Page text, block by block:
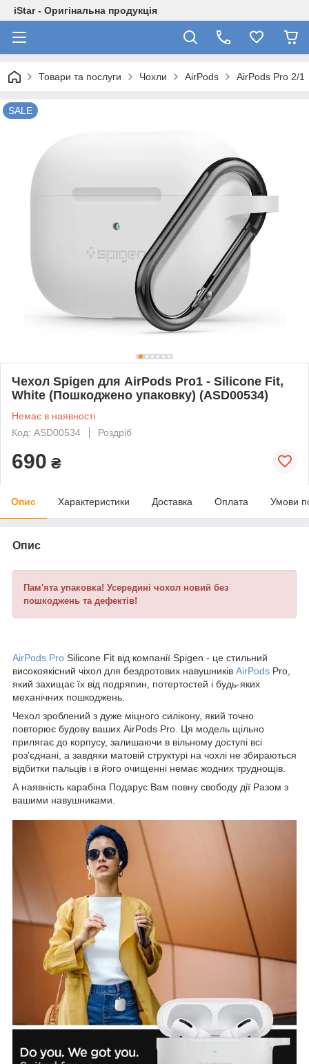
iStar - Оригінальна продукція
Товари та послуги Чохли AirPods AirPods Pro 2/1
SALE
Чехол Spigen для AirPods Pro1 - Silicone Fit,
White (Пошкоджено упаковку) (ASD00534)
Немає в наявності
Код: ASD00534
Роздріб
690 ₴
Опис Характеристики Доставка Оплата Умови
Опис
Пам'ята упаковка! Усередині чохол новий без
пошкоджень та дефектів!
AirPods Pro Silicone Fit від компанії Spigen - це стильний
високоякісний чіхол для бездротових навушників AirPods Pro,
який захищає їх від подряпин, потертостей і будь-яких
механічних пошкоджень.
Чехол зроблений з дуже міцного силікону, який точно
повторює будову ваших AirPods Pro. Ця модель щільно
прилягає до корпусу, залишаючи в вільному доступі всі
роз'єднані, а завдяки матовій структурі на чохлі не збираються
відбитки пальців і в його очищенні немає жодних труднощів.
А наявність карабіна Подарує Вам повну свободу дії Разом з
вашими навушниками.